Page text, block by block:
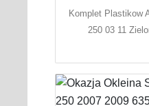
Komplet Plastikow
250 03 11